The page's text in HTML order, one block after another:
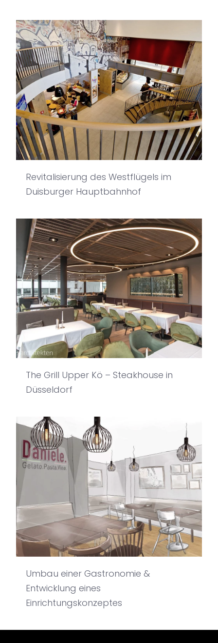
Revitalisierung des Westflügels im
Duisburger Hauptbahnhof
The Grill Upper Kö – Steakhouse in
Düsseldorf
Umbau einer Gastronomie &
Entwicklung eines
Einrichtungskonzeptes